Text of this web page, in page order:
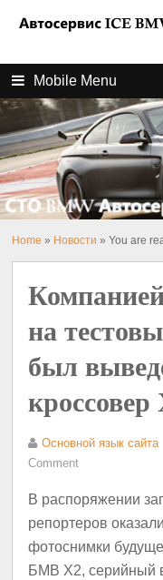
Mobile Menu
Home » Новости » You are
на
был
кроссовер
Основной язык сайта
Comment
В распоряжении
репортеров
фотоснимки
БМВ X2, серийный